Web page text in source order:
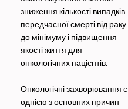
зниження кількості випадків
передчасної смерті від раку
до мінімуму і підвищення
якості життя для
онкологічних пацієнтів.
Онкологічні захворювання є
однією з основних причин